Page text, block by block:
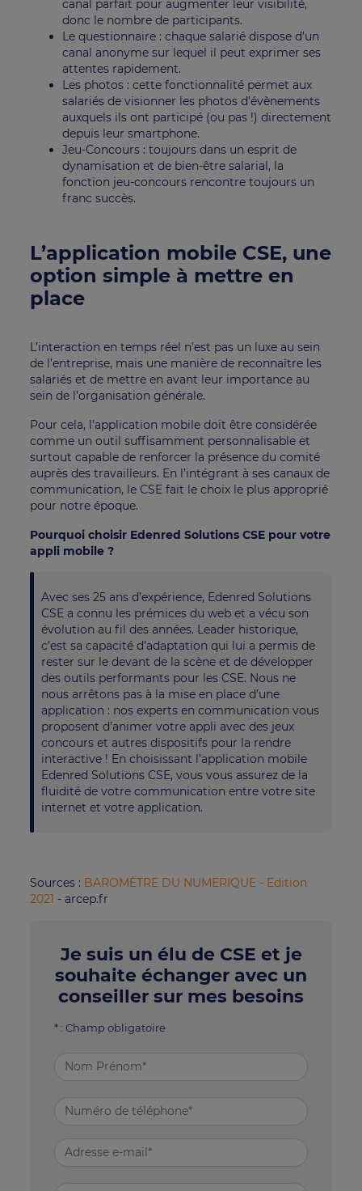
canal parfait pour augmenter leur visibilité,
donc le nombre de participants.
Le questionnaire : chaque salarié dispose d’un
canal anonyme sur lequel il peut exprimer ses
attentes rapidement.
Les photos : cette fonctionnalité permet aux
salariés de visionner les photos d’évènements
auxquels ils ont participé (ou pas !) directement
depuis leur smartphone.
Jeu-Concours : toujours dans un esprit de
dynamisation et de bien-être salarial, la
fonction jeu-concours rencontre toujours un
franc succès.
L’application mobile CSE, une
option simple à mettre en
place
L’interaction en temps réel n’est pas un luxe au sein
de l’entreprise, mais une manière de reconnaître les
salariés et de mettre en avant leur importance au
sein de l’organisation générale.
Pour cela, l’application mobile doit être considérée
comme un outil suffisamment personnalisable et
surtout capable de renforcer la présence du comité
auprès des travailleurs. En l’intégrant à ses canaux de
communication, le CSE fait le choix le plus approprié
pour notre époque.
Pourquoi choisir Edenred Solutions CSE pour votre
appli mobile ?
Avec ses 25 ans d’expérience, Edenred Solutions
CSE a connu les prémices du web et a vécu son
évolution au fil des années. Leader historique,
c’est sa capacité d’adaptation qui lui a permis de
rester sur le devant de la scène et de développer
des outils performants pour les CSE. Nous ne
nous arrêtons pas à la mise en place d’une
application : nos experts en communication vous
proposent d’animer votre appli avec des jeux
concours et autres dispositifs pour la rendre
interactive ! En choisissant l’application mobile
Edenred Solutions CSE, vous vous assurez de la
fluidité de votre communication entre votre site
internet et votre application.
Sources : BAROMÈTRE DU NUMERIQUE - Edition
2021 - arcep.fr
Je suis un élu de CSE et je
souhaite échanger avec un
conseiller sur mes besoins
* : Champ obligatoire